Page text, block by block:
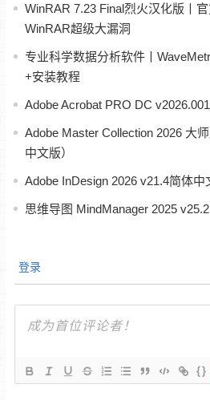
WinRAR 7.23 Final烈火汉化版丨
WinRAR超级大漏洞
专业科学数据分析软件丨
+安装教程
Adobe Acrobat PRO DC
Adobe Master Collection 2026 大
中文版）
Adobe InDesign 2026 v21.4简体
思维导图 MindManager 2025
登录
{}